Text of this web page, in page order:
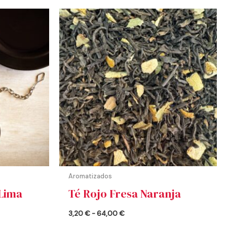
Aromatizados
Té Rojo Fresa Naranja
3,20€ -64,00€
Rango
de
precios:
desde
3,20 €
hasta
64,00 €